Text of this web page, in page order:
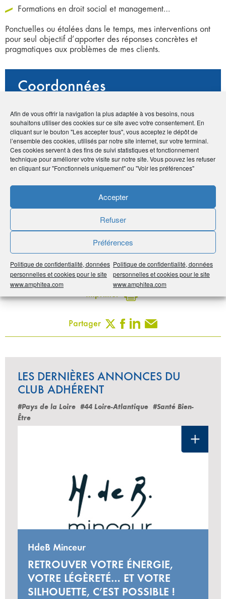
Afin de vous offrir la navigation la plus adaptée à vos besoins, nous
souhaitons utiliser des cookies sur ce site avec votre consentement. En
cliquant sur le bouton "Les accepter tous", vous acceptez le dépôt de
l’ensemble des cookies, utilisés par notre site internet, sur votre terminal.
Ces cookies servent à des fins de suivi statistiques et fonctionnement
technique pour améliorer votre visite sur notre site. Vous pouvez les refuser
en cliquant sur "Fonctionnels uniquement" ou "Voir les préférences"
Accepter
Refuser
Préférences
Politique de confidentialité, données
personnelles et cookies pour le site
www.amphitea.com
Politique de confidentialité, données
personnelles et cookies pour le site
www.amphitea.com
Formations en droit social et management…
Ponctuelles ou étalées dans le temps, mes interventions ont
pour seul objectif d’apporter des réponses concrètes et
pragmatiques aux problèmes de mes clients.
Coordonnées
• 450 rue Baden Powell, 34000 Montpellier
•06 20 75 21 56
•fbichet@beemin-conseil.fr
•http://www.beemin-conseil.fr/
Avantage adhérents
Audit RH d'une journée gratuite
Noter 5/5 3votes
Partager
LES DERNIÈRES ANNONCES DU
CLUB ADHÉRENT
#Pays de la Loire #44 Loire-Atlantique #Santé Bien-
Être
HdeB Minceur
RETROUVER VOTRE ÉNERGIE,
VOTRE LÉGÈRETÉ… ET VOTRE
SILHOUETTE, C’EST POSSIBLE !